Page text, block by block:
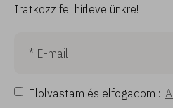
Iratkozz fel hírlevelünkre!
Elolvastam és elfogadom :